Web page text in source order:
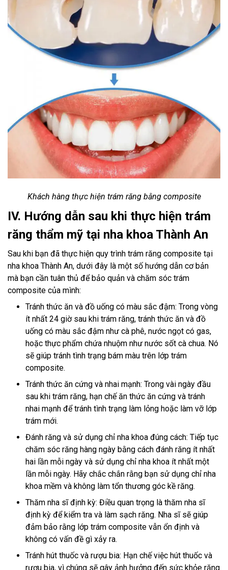
Khách hàng thực hiện trám răng bằng composite
IV. Hướng dẫn sau khi thực hiện trám
răng thẩm mỹ tại nha khoa Thành An
Sau khi bạn đã thực hiện quy trình trám răng composite tại
nha khoa Thành An, dưới đây là một số hướng dẫn cơ bản
mà bạn cần tuân thủ để bảo quản và chăm sóc trám
composite của mình:
Tránh thức ăn và đồ uống có màu sắc đậm: Trong vòng
ít nhất 24 giờ sau khi trám răng, tránh thức ăn và đồ
uống có màu sắc đậm như cà phê, nước ngọt có gas,
hoặc thực phẩm chứa nhuộm như nước sốt cà chua. Nó
sẽ giúp tránh tình trạng bám màu trên lớp trám
composite.
Tránh thức ăn cứng và nhai mạnh: Trong vài ngày đầu
sau khi trám răng, hạn chế ăn thức ăn cứng và tránh
nhai mạnh để tránh tình trạng làm lỏng hoặc làm vỡ lớp
trám mới.
Đánh răng và sử dụng chỉ nha khoa đúng cách: Tiếp tục
chăm sóc răng hàng ngày bằng cách đánh răng ít nhất
hai lần mỗi ngày và sử dụng chỉ nha khoa ít nhất một
lần mỗi ngày. Hãy chắc chắn rằng bạn sử dụng chỉ nha
khoa mềm và không làm tổn thương góc kề răng.
Thăm nha sĩ định kỳ: Điều quan trọng là thăm nha sĩ
định kỳ để kiểm tra và làm sạch răng. Nha sĩ sẽ giúp
đảm bảo rằng lớp trám composite vẫn ổn định và
không có vấn đề gì xảy ra.
Tránh hút thuốc và rượu bia: Hạn chế việc hút thuốc và
rượu bia, vì chúng sẽ gây ảnh hưởng đến sức khỏe răng